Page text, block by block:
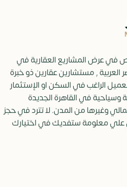
في عرض المشاريع العقارية في
, مستشارين عقارين ذو خبرة
العميل الراغب في السكن او الإستثمار
وسياحية في القاهرة الجديدة
وغيرها من المدن. لا تترد في حجز
علي معلومة ستفديك في اختيارك